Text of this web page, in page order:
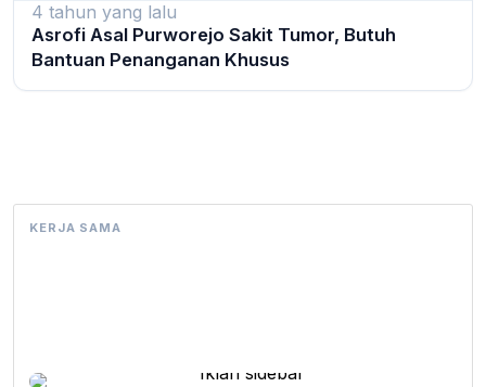
4 tahun yang lalu
Asrofi Asal Purworejo Sakit Tumor, Butuh
Bantuan Penanganan Khusus
KERJA SAMA